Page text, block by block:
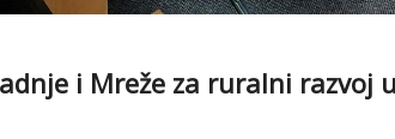
i Mreže za ruralni razvoj